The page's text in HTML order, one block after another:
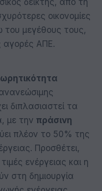
οικονομίες
του μεγέθους τους,
αγορές ΑΠΕ.
διπλασιαστεί τα
με την πράσινη
πλέον το 50% της
Προσθέτει,
ενέργειας και η
στη δημιουργία